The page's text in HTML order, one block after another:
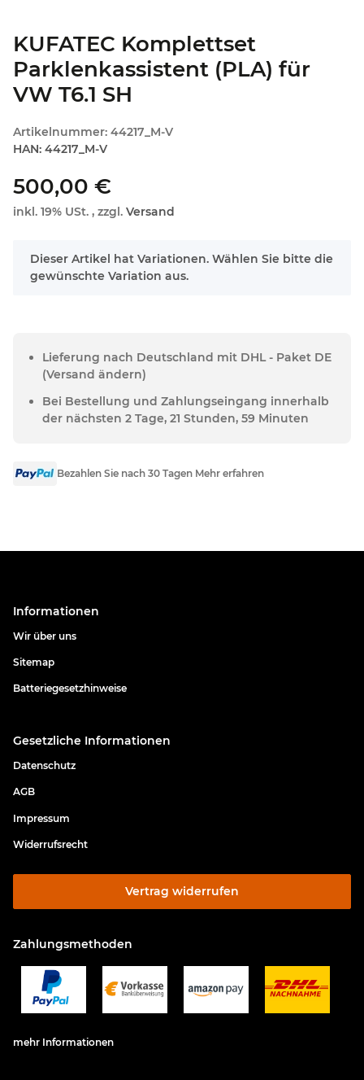
KUFATEC Komplettset
Parklenkassistent (PLA) für
VW T6.1 SH
Artikelnummer: 44217_M-V
HAN: 44217_M-V
500,00 €
inkl. 19% USt. , zzgl. Versand
x
Dieser Artikel hat Variationen. Wählen Sie bitte die
gewünschte Variation aus.
Lieferung nach Deutschland mit DHL - Paket DE
(Versand ändern)
Bei Bestellung und Zahlungseingang innerhalb
der nächsten 2 Tage, 21 Stunden, 59 Minuten
Bezahlen Sie nach 30 Tagen Mehr erfahren
Informationen
Wir über uns
Sitemap
Batteriegesetzhinweise
Gesetzliche Informationen
Datenschutz
AGB
Impressum
Widerrufsrecht
Vertrag widerrufen
Zahlungsmethoden
mehr Informationen